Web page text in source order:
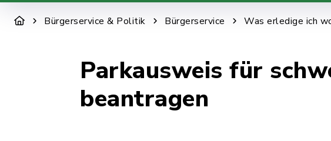
Bürgerservice & Politik Bürgerservice Was erledige ich
Parkausweis für
beantragen